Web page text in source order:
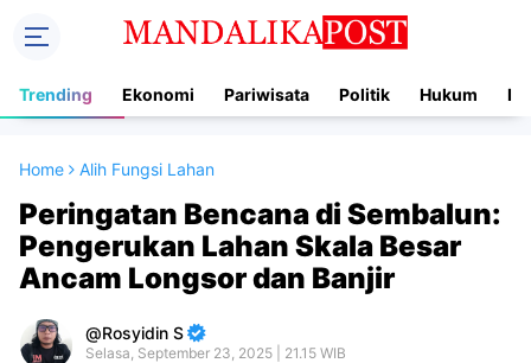
Trending Ekonomi Pariwisata Politik Hukum
Home Alih Fungsi Lahan
Peringatan Bencana di Sembalun:
Pengerukan Lahan Skala Besar
Ancam Longsor dan Banjir
Rosyidin S
Selasa, September 23, 2025 | 21.15 WIB